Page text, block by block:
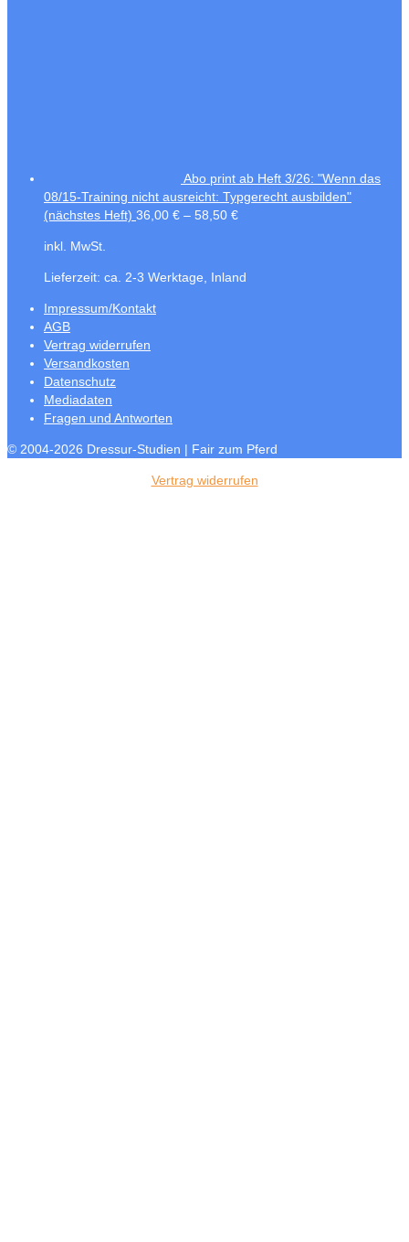
Abo print ab Heft 3/26: "Wenn das
08/15-Training nicht ausreicht: Typgerecht ausbilden"
(nächstes Heft) 36,00 € – 58,50 €
inkl. MwSt.
Lieferzeit: ca. 2-3 Werktage, Inland
Impressum/Kontakt
AGB
Vertrag widerrufen
Versandkosten
Datenschutz
Mediadaten
Fragen und Antworten
© 2004-2026 Dressur-Studien | Fair zum Pferd
Vertrag widerrufen